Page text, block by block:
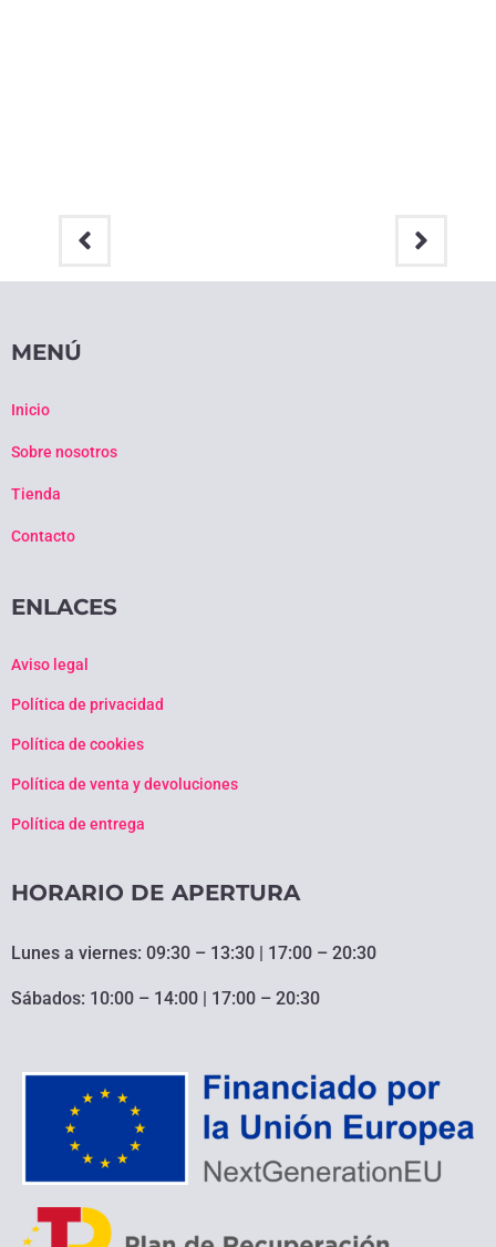
MENÚ
Inicio
Sobre nosotros
Tienda
Contacto
ENLACES
Aviso legal
Política de privacidad
Política de cookies
Política de venta y devoluciones
Política de entrega
HORARIO DE APERTURA
Lunes a viernes: 09:30 – 13:30 | 17:00 – 20:30
Sábados: 10:00 – 14:00 | 17:00 – 20:30